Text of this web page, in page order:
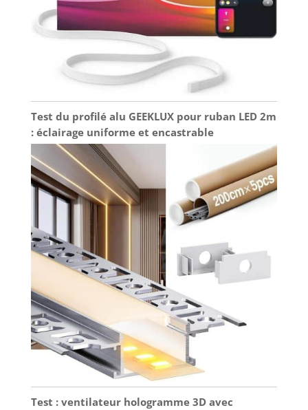
d'expansion à vis jaunes. Chaque section est de 1
mètre de long, avec une longueur totale de 6
mètres. (sans LED-Leuchtstreifen). Si vous
souhaitez plus de profils LED en aluminium styles:
noir ou noir-blanc (6m, 10m, 12m, 15m, 20m),
veuillez rechercher directement "Cheung LED
Aluminium Profile". Vous obtiendrez ce que vous
voulez. Merci. profilé led encastrable diffuseur led
profile alu pour ruban led profilé led rail led
profilés en aluminium diffuseur led profile led
Test du profilé alu GEEKLUX pour ruban LED 2m
: éclairage uniforme et encastrable
Test : ventilateur hologramme 3D avec